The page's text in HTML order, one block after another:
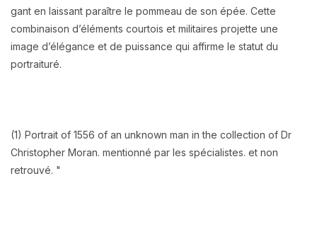
gant en laissant paraître le pommeau de son épée. Cette
combinaison d’éléments courtois et militaires projette une
image d’élégance et de puissance qui affirme le statut du
portraituré.
(1) Portrait of 1556 of an unknown man in the collection of Dr
Christopher Moran. mentionné par les spécialistes. et non
retrouvé. "